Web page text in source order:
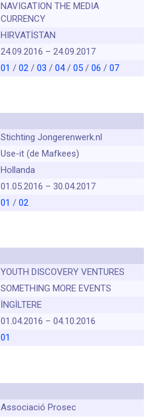
NAVIGATION THE MEDIA
CURRENCY
HIRVATİSTAN
24.09.2016 – 24.09.2017
01 / 02 / 03 / 04/ 05 / 06 / 07
Stichting Jongerenwerk.nl
Use-it (de Mafkees)
Hollanda
01.05.2016 – 30.04.2017
01 / 02
YOUTH DISCOVERY VENTURES
SOMETHING MORE EVENTS
İNGİLTERE
01.04.2016 – 04.10.2016
01
Associació Prosec